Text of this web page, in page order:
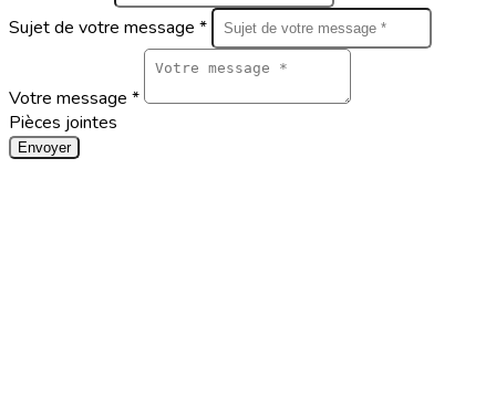
Sujet de votre message *
Votre message *
Pièces jointes
Envoyer